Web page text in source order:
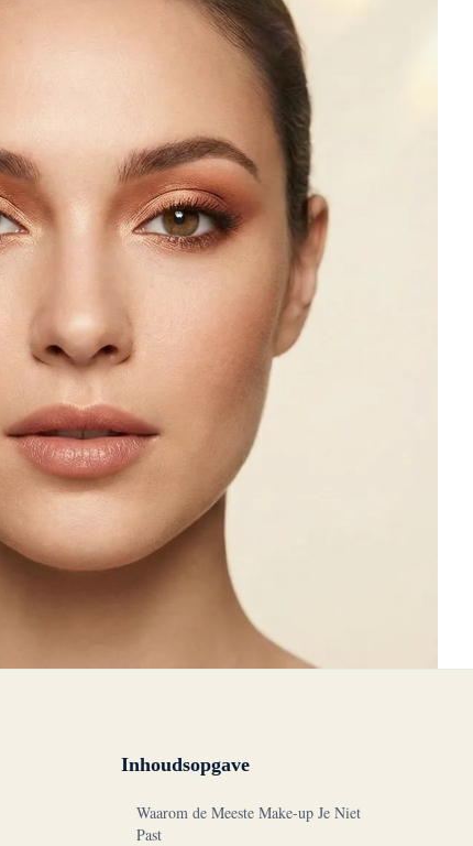
Inhoudsopgave
Waarom de Meeste Make-up Je Niet
Past